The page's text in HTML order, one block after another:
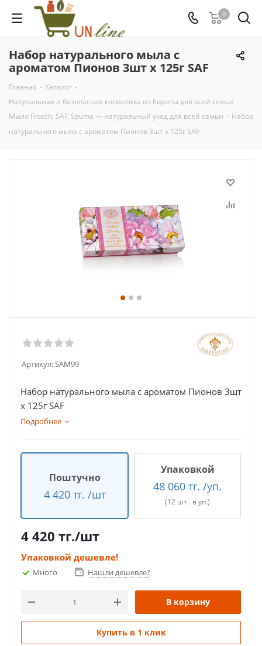
0
Набор натурального мыла с
ароматом Пионов 3шт х 125г SAF
Главная - Каталог -
Натуральная и безопасная косметика из Европы для всей семьи -
Мыло Frosch, SAF, Spuma — натуральный уход для всей семьи - Набор
натурального мыла с ароматом Пионов 3шт х 125г SAF
Артикул:SAM99
Набор натурального мыла с ароматом Пионов 3шт
х 125г SAF
Подробнее
Поштучно
4 420 тг. /шт
Упаковкой
48 060 тг. /уп.
(12 шт . в уп.)
4 420 тг./шт
Упаковкой дешевле!
Много Нашли дешевле?
В корзину
Купить в 1 клик